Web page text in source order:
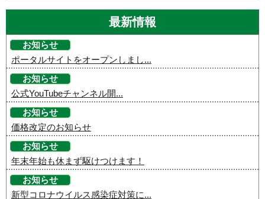
最新情報
お知らせ
ポータルサイトをオープンしまし...
お知らせ
公式YouTubeチャンネル開...
お知らせ
価格改定のお知らせ
お知らせ
年末年始も休まず駆けつけます！
お知らせ
新型コロナウイルス感染症対策に...